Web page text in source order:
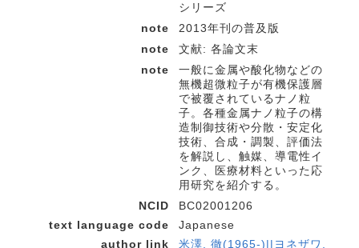
シリーズ
note
2013年刊の普及版
note
文献: 各論文末
note
一般に金属や酸化物などの
無機超微粒子が有機保護層
で被覆されているナノ粒
子。各種金属ナノ粒子の構
造制御技術や分散・安定化
技術、合成・調製、評価法
を解説し、触媒、導電性イ
ンク、医療材料といった応
用研究を紹介する。
NCID
BC02001206
text language code
Japanese
author link
米澤, 徹(1965-)||ヨネザワ,